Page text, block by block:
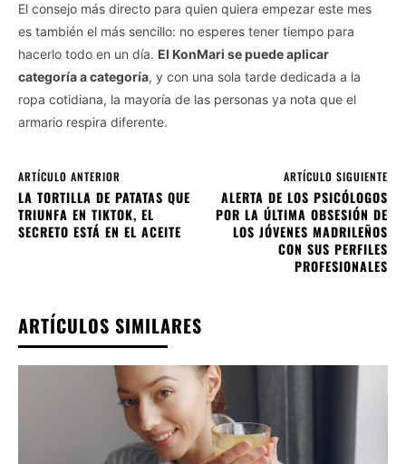
El consejo más directo para quien quiera empezar este mes
es también el más sencillo: no esperes tener tiempo para
hacerlo todo en un día. El KonMari se puede aplicar
categoría a categoría, y con una sola tarde dedicada a la
ropa cotidiana, la mayoría de las personas ya nota que el
armario respira diferente.
ARTÍCULO ANTERIOR
LA TORTILLA DE PATATAS QUE
TRIUNFA EN TIKTOK, EL
SECRETO ESTÁ EN EL ACEITE
ARTÍCULO SIGUIENTE
ALERTA DE LOS PSICÓLOGOS
POR LA ÚLTIMA OBSESIÓN DE
LOS JÓVENES MADRILEÑOS
CON SUS PERFILES
PROFESIONALES
ARTÍCULOS SIMILARES